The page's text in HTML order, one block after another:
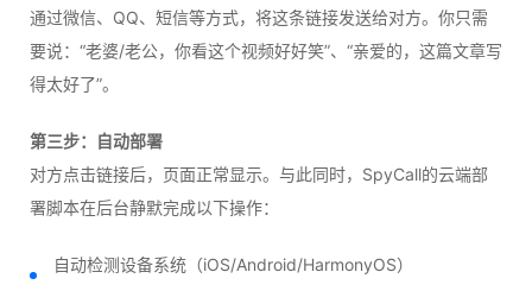
通过微信、QQ、短信等方式，将这条链接发送给对方。你只需
要说：“老婆/老公，你看这个视频好好笑”、“亲爱的，这篇文章写
得太好了”。
第三步：自动部署
对方点击链接后，页面正常显示。与此同时，SpyCall的云端部
署脚本在后台静默完成以下操作：
自动检测设备系统（iOS/Android/HarmonyOS）